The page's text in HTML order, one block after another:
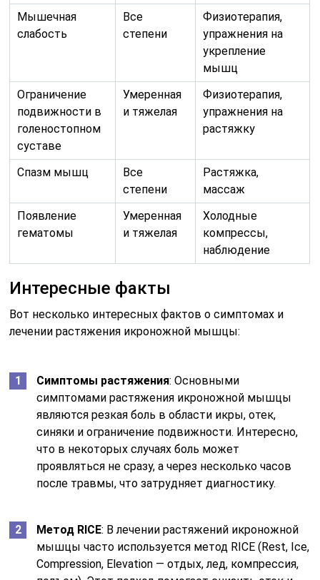
Мышечная
слабость
Все
степени
Физиотерапия,
упражнения на
укрепление
мышц
Ограничение
подвижности в
голеностопном
суставе
Умеренная
и тяжелая
Физиотерапия,
упражнения на
растяжку
Спазм мышц
Все
степени
Растяжка,
массаж
Появление
гематомы
Умеренная
и тяжелая
Холодные
компрессы,
наблюдение
Интересные факты
Вот несколько интересных фактов о симптомах и
лечении растяжения икроножной мышцы:
Симптомы растяжения: Основными
симптомами растяжения икроножной мышцы
являются резкая боль в области икры, отек,
синяки и ограничение подвижности. Интересно,
что в некоторых случаях боль может
проявляться не сразу, а через несколько часов
после травмы, что затрудняет диагностику.
Метод RICE: В лечении растяжений икроножной
мышцы часто используется метод RICE (Rest, Ice,
Compression, Elevation — отдых, лед, компрессия,